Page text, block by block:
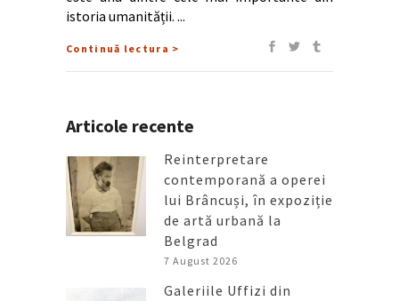
istoria umanității.
Continuă lectura >
Articole recente
Reinterpretare
contemporană a operei
lui Brâncuși, în expoziție
de artă urbană la
Belgrad
7 August 2026
Galeriile Uffizi din